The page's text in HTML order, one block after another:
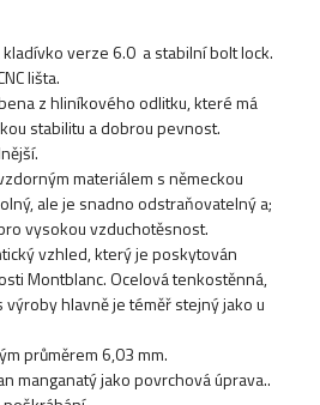
kladívko verze 6.0 a stabilní bolt lock.
lišta.
z hliníkového odlitku, které má
stabilitu a dobrou pevnost.
materiálem s německou
ale je snadno odstraňovatelný a;
vysokou vzduchotěsnost.
vzhled, který je poskytován
Montblanc. Ocelová tenkostěnná,
výroby hlavně je téměř stejný jako u
průměrem 6,03 mm.
manganatý jako povrchová úprava..